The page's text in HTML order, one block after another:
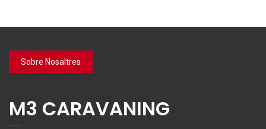
Sobre Nosaltres
M3 CARAVANING